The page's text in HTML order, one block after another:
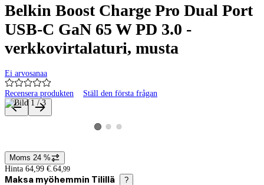
Belkin Boost Charge Pro Dual Port
USB-C GaN 65 W PD 3.0 -
verkkovirtalaturi, musta
Ei arvosanaa
Recensera produkten Ställ den första frågan
Produktbilder och videor
Visa produktbild 1
Visa produktbild 2
Visa produktbild 3
Prisinformation
Moms 24 %
Hinta 64,99 €. 64,99
Maksa myöhemmin Tilillä ?